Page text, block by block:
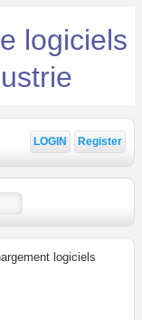
logiciels
Register
LOGIN
logiciels